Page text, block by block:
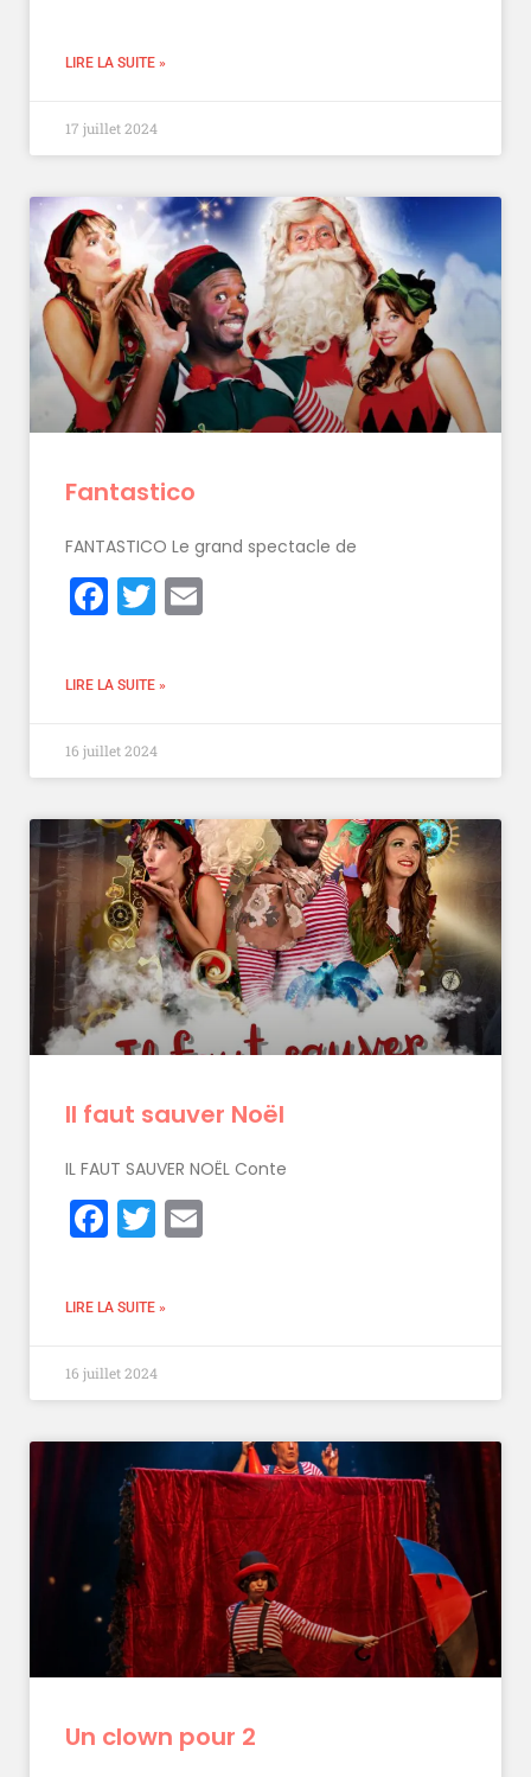
LIRE LA SUITE »
17 juillet 2024
Fantastico
FANTASTICO Le grand spectacle de
Facebook
Twitter
LIRE LA SUITE »
16 juillet 2024
Il faut sauver Noël
IL FAUT SAUVER NOËL Conte
Facebook
Twitter
LIRE LA SUITE »
16 juillet 2024
Un clown pour 2